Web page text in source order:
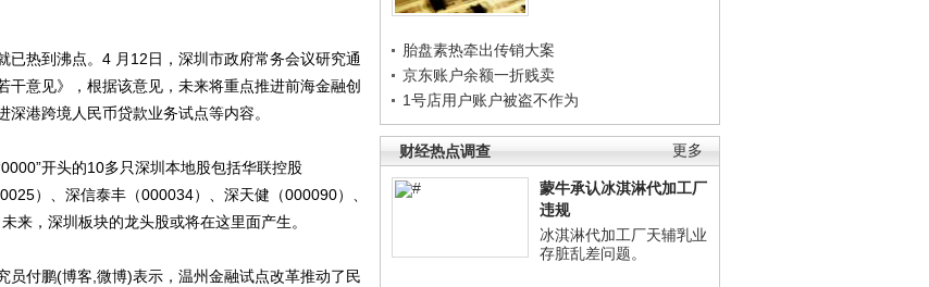
胎盘素热牵出传销大案
京东账户余额一折贱卖
1号店用户账户被盗不作为
更多
财经热点调查
蒙牛承认冰淇淋代加工厂
违规
冰淇淋代加工厂天辅乳业
存脏乱差问题。
热到沸点。4 月12日，深圳市政府常务会议研究通
意见》，根据该意见，未来将重点推进前海金融创
港跨境人民币贷款业务试点等内容。
开头的10多只深圳本地股包括华联控股
）、深信泰丰（000034）、深天健（000090）、
来，深圳板块的龙头股或将在这里面产生。
付鹏(博客,微博)表示，温州金融试点改革推动了民